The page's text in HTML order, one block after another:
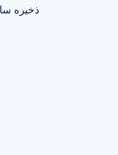
ذخیره